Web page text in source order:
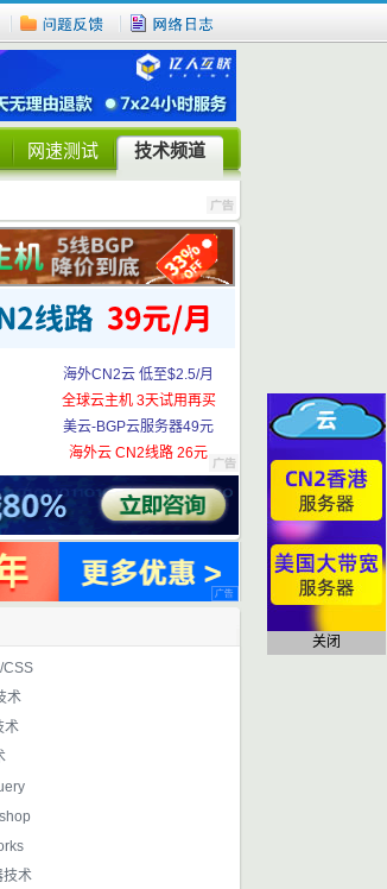
网速测试 技术频道
海外CN2云 低至$2.5/月
全球云主机 3天试用再买
美云-BGP云服务器49元
海外云 CN2线路 26元
CSS
术
术
技术
关闭